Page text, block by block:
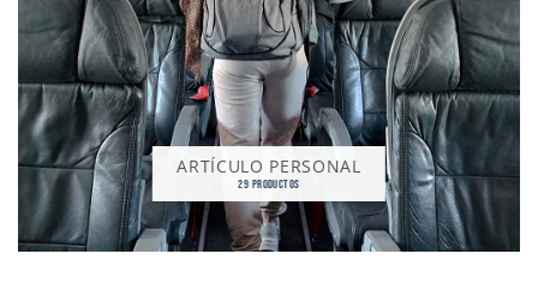
ARTÍCULO PERSONAL
29 PRODUCTOS